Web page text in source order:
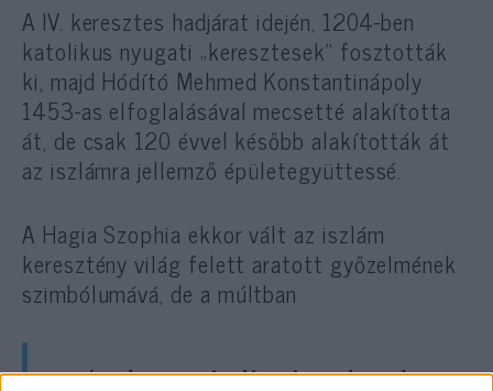
A IV. keresztes hadjárat idején, 1204-ben
katolikus nyugati „keresztesek” fosztották
ki, majd Hódító Mehmed Konstantinápoly
1453-as elfoglalásával mecsetté alakította
át, de csak 120 évvel később alakították át
az iszlámra jellemző épületegyüttessé.
A Hagia Szophia ekkor vált az iszlám
keresztény világ felett aratott győzelmének
szimbólumává, de a múltban
az épületet mindig tisztelettel